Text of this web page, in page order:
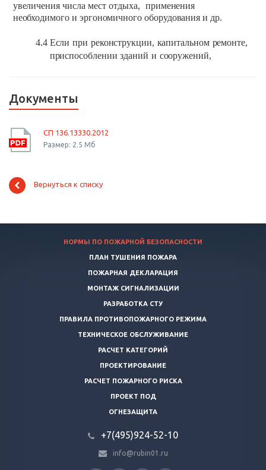
увеличения числа мест отдыха, применения
необходимогои эргономичного оборудования и др.
4.4 Если при реконструкции, капитальном ремонте,
приспособлении зданий и сооружений,
Документы
СП 136.13330.2012
Размер: 2.5 Мб
Вернуться к списку
НОРМЫ ПО ПОЖАРНОЙ БЕЗОПАСНОСТИ
ПЛАН ТУШЕНИЯ ПОЖАРА
ПОЖАРНАЯ ДЕКЛАРАЦИЯ
МОНТАЖ СИГНАЛИЗАЦИИ
РАЗРАБОТКА СТУ
ПРАВИЛА ПРОТИВОПОЖАРНОГО РЕЖИМА
ТЕХНИЧЕСКОЕ ОБСЛУЖИВАНИЕ
РАСЧЕТ КАТЕГОРИЙ
ПРОЕКТИРОВАНИЕ
РАСЧЕТ ПОЖАРНОГО РИСКА
ПРОЕКТ ПОД
ОГНЕЗАЩИТА
+7(495)924-52-10
info@rubin01.ru